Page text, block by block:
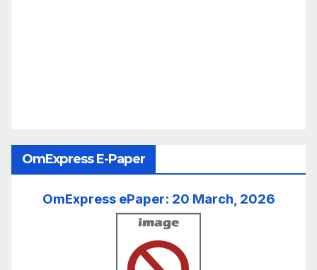
OmExpress E-Paper
OmExpress ePaper: 20 March, 2026